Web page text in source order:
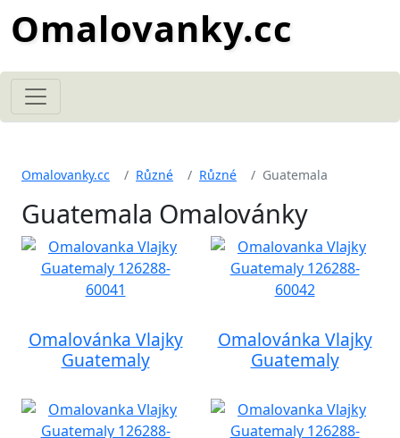
Omalovanky.cc
Omalovanky.cc Různé Různé Guatemala
Guatemala Omalovánky
Omalovánka Vlajky
Guatemaly
Omalovánka Vlajky
Guatemaly